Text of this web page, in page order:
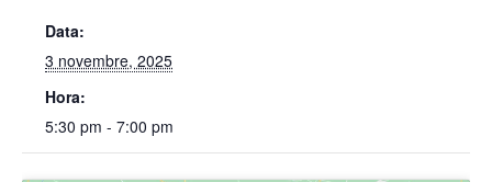
Data:
3 novembre, 2025
Hora:
5:30 pm - 7:00 pm